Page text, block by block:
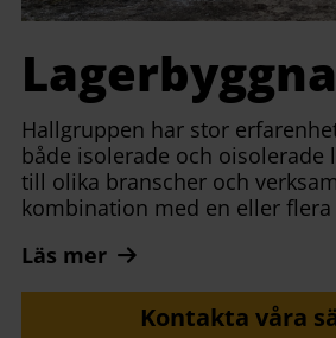
Hallgruppen har stor
både isolerade och oisolerade
till olika branscher och
kombination med en eller
Läs mer
Kontakta våra